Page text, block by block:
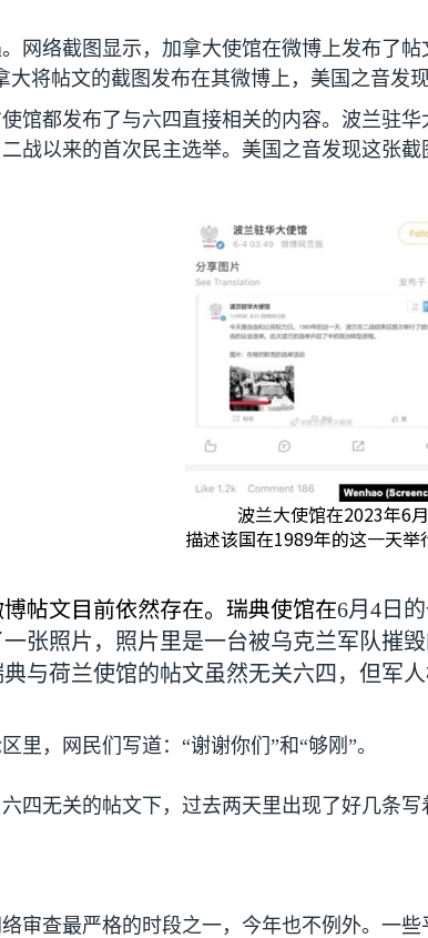
网络截图显示，加拿大使馆在微博上发布了
大将帖文的截图发布在其微博上，美国之音发
馆都发布了与六四直接相关的内容。波兰驻
战以来的首次民主选举。美国之音发现这张截
波兰大使馆在2023年6
描述该国在1989年的这一天举
帖文目前依然存在。瑞典使馆在6月 4 日
张照片，照片里是一台被乌克兰军队摧
与荷兰使馆的帖文虽然无关六四，但军
里，网民们写道：“谢谢你们”和“够刚”。
六四无关的帖文下，过去两天里出现了好几条写
审查最严格的时段之一，今年也不例外。一